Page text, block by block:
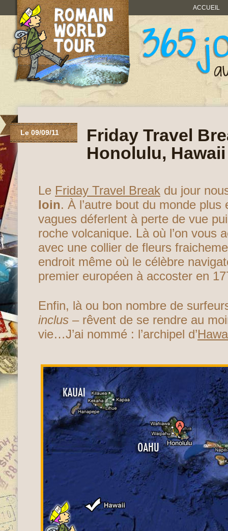
ACCUEIL
Le 09/09/11
Friday Travel
Honolulu, Hawaii
Le Friday Travel Break du jour
loin. À l’autre bout du monde
vagues déferlent à perte de vue
roche volcanique. Là où l’on vous
avec une collier de fleurs
endroit même où le célèbre
premier européen à accoster en
Enfin, là ou bon nombre de
inclus – rêvent de se rendre au
vie…J’ai nommé : l’archipel d’